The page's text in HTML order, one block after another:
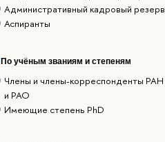
Административный кадровый резерв
Аспиранты
По учёным званиям и степеням
Члены и члены-корреспонденты РАН
и РАО
Имеющие степень PhD